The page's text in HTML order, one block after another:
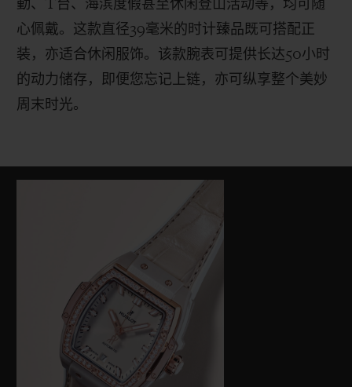
勤、 T台、海滨度假甚至休闲登山活动等，均可随
心佩戴。这款直径39毫米的时计臻品既可搭配正
装，亦适合休闲服饰。该款腕表可提供长达50小时
的动力储存，即便您忘记上链，亦可纵享整个美妙
周末时光。